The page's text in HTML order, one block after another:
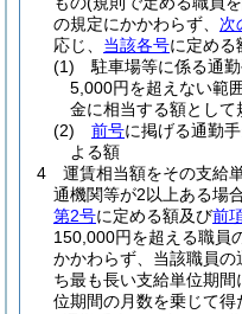
の規定にかかわらず、 次
応じ、 当該各号に定める
(1)
駐車場等に係る通
5,000円を超えない範
金に相当する額として
(2)
前号に掲げる通勤
よる額
4
運賃相当額をその支給
通機関等が2以上ある場
第2号に定める額及び前
150,000円を超える職員
かかわらず、当該職員の
ち最も長い支給単位期
位期間の月数を乗じて得